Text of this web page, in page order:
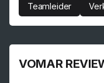
Teamleider
VOMAR